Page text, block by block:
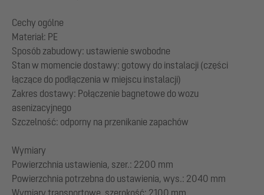
Cechy ogólne
Materiał: PE
Sposób zabudowy: ustawienie swobodne
Stan w momencie dostawy: gotowy do instalacji (części
łączące do podłączenia w miejscu instalacji)
Zakres dostawy: Połączenie bagnetowe do wozu
asenizacyjnego
Szczelność: odporny na przenikanie zapachów
Wymiary
Powierzchnia ustawienia, szer.: 2200 mm
Powierzchnia potrzebna do ustawienia, wys.: 2040 mm
Wymiary transportowe, szerokość: 2100 mm